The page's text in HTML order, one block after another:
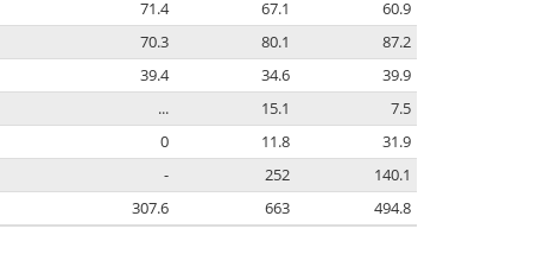
71.4 67.1
60.9
70.3 80.1
87.2
39.4 34.6
39.9
... 15.1
7.5
0 11.8
31.9
- 252
140.1
307.6 663 494.8